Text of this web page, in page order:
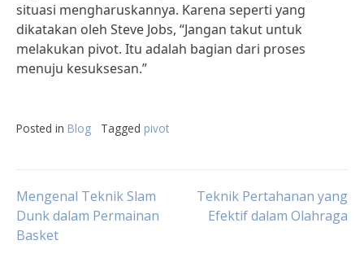
situasi mengharuskannya. Karena seperti yang
dikatakan oleh Steve Jobs, “Jangan takut untuk
melakukan pivot. Itu adalah bagian dari proses
menuju kesuksesan.”
Posted in Blog Tagged pivot
Post
navigation
Mengenal Teknik Slam
Dunk dalam Permainan
Basket
Teknik Pertahanan yang
Efektif dalam Olahraga